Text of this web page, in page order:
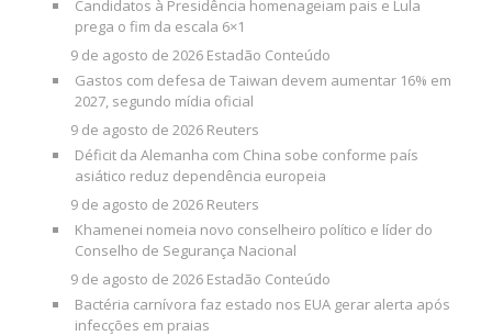
Candidatos à Presidência homenageiam pais e Lula
prega o fim da escala 6×1
9 de agosto de 2026 Estadão Conteúdo
Gastos com defesa de Taiwan devem aumentar 16% em
2027, segundo mídia oficial
9 de agosto de 2026 Reuters
Déficit da Alemanha com China sobe conforme país
asiático reduz dependência europeia
9 de agosto de 2026 Reuters
Khamenei nomeia novo conselheiro político e líder do
Conselho de Segurança Nacional
9 de agosto de 2026 Estadão Conteúdo
Bactéria carnívora faz estado nos EUA gerar alerta após
infecções em praias